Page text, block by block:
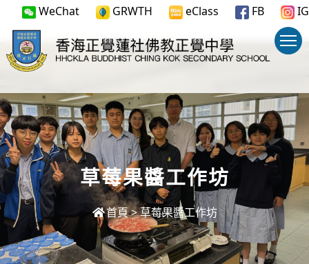
WeChat GRWTH eClass FB IG
草莓果醬工作坊
首頁>草莓果醬工作坊